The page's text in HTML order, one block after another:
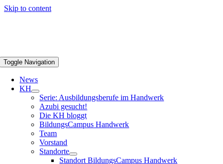
Skip to content
Toggle Navigation
News
KH
Serie: Ausbildungsberufe im Handwerk
Azubi gesucht!
Die KH bloggt
BildungsCampus Handwerk
Team
Vorstand
Standorte
Standort BildungsCampus Handwerk